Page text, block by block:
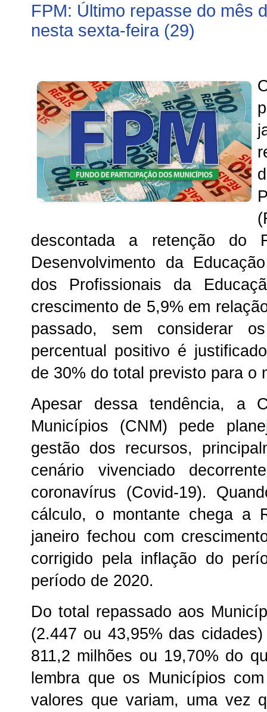
FPM: Último repasse do mês
nesta sexta-feira (29)
descontada a retenção do
Desenvolvimento da
dos Profissionais da
crescimento de 5,9% em
passado, sem considerar
percentual positivo é
de 30% do total previsto para o
Apesar dessa tendência, a
Municípios (CNM) pede
gestão dos recursos,
cenário vivenciado
coronavírus (Covid-19).
cálculo, o montante chega a
janeiro fechou com
corrigido pela inflação do
período de 2020.
Do total repassado aos
(2.447 ou 43,95% das
811,2 milhões ou 19,70% do
lembra que os Municípios
valores que variam, uma vez